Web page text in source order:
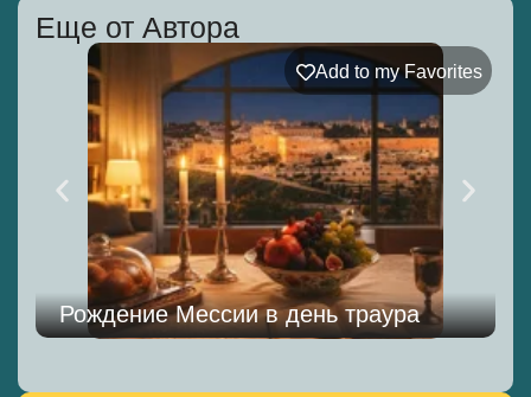
Еще от Автора
Add to my Favorites
Рождение Мессии в день траура